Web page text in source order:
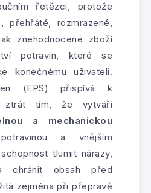
řetězci, protože
přehřáté, rozmrazené,
znehodnocené zboží
potravin, které se
konečnému uživateli.
(EPS) přispívá k
ztrát tím, že vytváří
a mechanickou
a vnějším
tlumit nárazy,
chránit obsah před
zejména při přepravě